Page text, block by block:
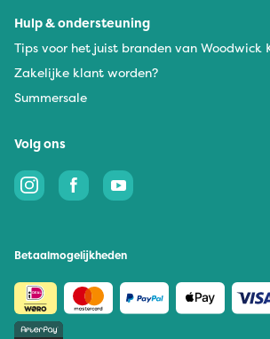
Hulp & ondersteuning
Tips voor het juist branden van Woodwick
Zakelijke klant worden?
Summersale
Volg ons
Betaalmogelijkheden